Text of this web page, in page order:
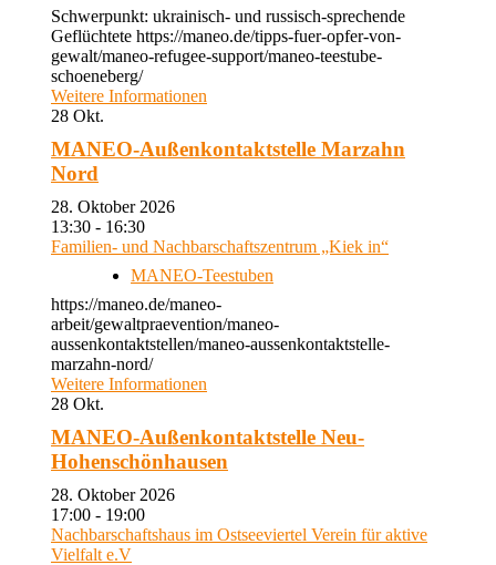
Schwerpunkt: ukrainisch- und russisch-sprechende
Geflüchtete https://maneo.de/tipps-fuer-opfer-von-
gewalt/maneo-refugee-support/maneo-teestube-
schoeneberg/
Weitere Informationen
28 Okt.
MANEO-Außenkontaktstelle Marzahn
Nord
28. Oktober 2026
13:30 - 16:30
Familien- und Nachbarschaftszentrum „Kiek in“
MANEO-Teestuben
https://maneo.de/maneo-
arbeit/gewaltpraevention/maneo-
aussenkontaktstellen/maneo-aussenkontaktstelle-
marzahn-nord/
Weitere Informationen
28 Okt.
MANEO-Außenkontaktstelle Neu-
Hohenschönhausen
28. Oktober 2026
17:00 - 19:00
Nachbarschaftshaus im Ostseeviertel Verein für aktive
Vielfalt e.V